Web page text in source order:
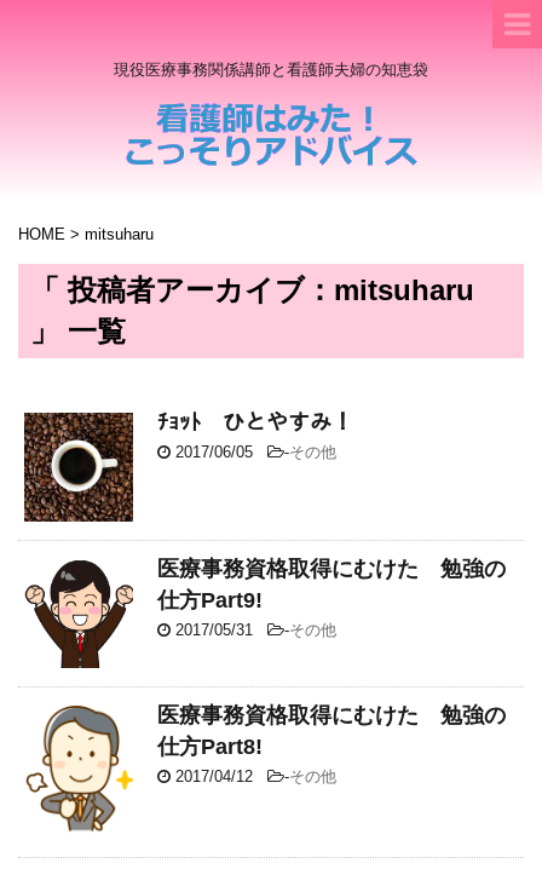
現役医療事務関係講師と看護師夫婦の知恵袋
HOME > mitsuharu
「 投稿者アーカイブ：mitsuharu
」 一覧
ﾁｮｯﾄ ひとやすみ！
2017/06/05 -その他
医療事務資格取得にむけた 勉強の
仕方Part9!
2017/05/31 -その他
医療事務資格取得にむけた 勉強の
仕方Part8!
2017/04/12 -その他